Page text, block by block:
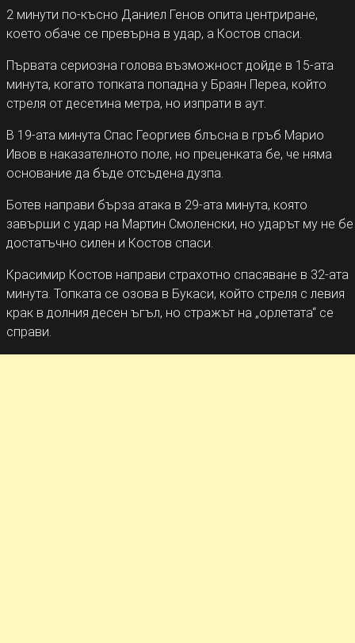
2 минути по-късно Даниел Генов опита центриране,
което обаче се превърна в удар, а Костов спаси.
Първата сериозна голова възможност дойде в 15-ата
минута, когато топката попадна у Браян Переа, който
стреля от десетина метра, но изпрати в аут.
В 19-ата минута Спас Георгиев блъсна в гръб Марио
Ивов в наказателното поле, но преценката бе, че няма
основание да бъде отсъдена дузпа.
Ботев направи бърза атака в 29-ата минута, която
завърши с удар на Мартин Смоленски, но ударът му не бе
достатъчно силен и Костов спаси.
Красимир Костов направи страхотно спасяване в 32-ата
минута. Топката се озова в Букаси, който стреля с левия
крак в долния десен ъгъл, но стражът на „орлетата“ се
справи.